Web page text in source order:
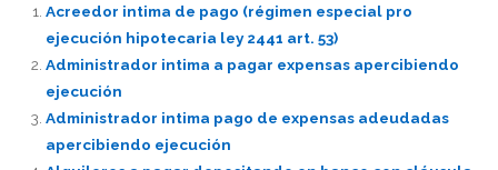
Acreedor intima de pago (régimen especial pro
ejecución hipotecaria ley 2441 art. 53)
Administrador intima a pagar expensas apercibiendo
ejecución
Administrador intima pago de expensas adeudadas
apercibiendo ejecución